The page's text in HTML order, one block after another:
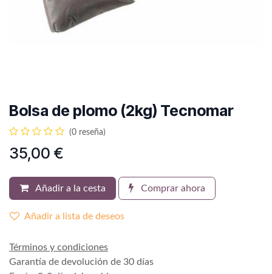
Bolsa de plomo (2kg) Tecnomar
(0 reseña)
35,00 €
Añadir a la cesta Comprar ahora
Añadir a lista de deseos
Términos y condiciones
Garantía de devolución de 30 días